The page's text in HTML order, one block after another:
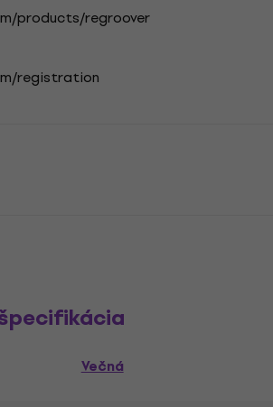
products/regroover
registration
Večná